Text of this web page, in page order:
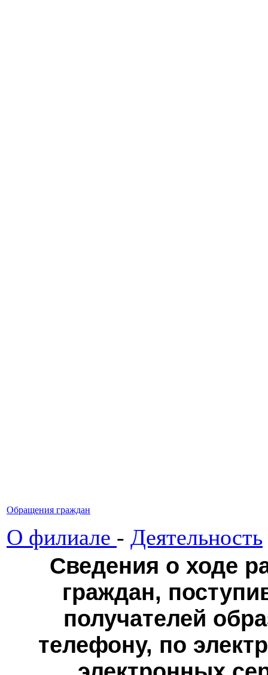
Обращения граждан
О филиале - Деятельность
Сведения о ходе
граждан,
получателей
телефону, по